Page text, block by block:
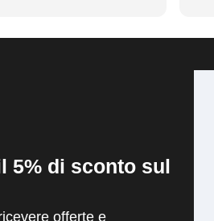
5% di sconto sul
offerte e